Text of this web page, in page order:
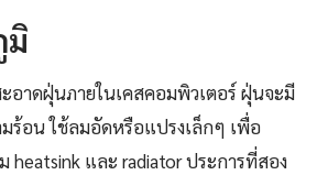
มิ
อาดฝุ่นภายในเคสคอมพิวเตอร์ ฝุ่นจะมี
ร้อน ใช้ลมอัดหรือแปรงเล็กๆ เพื่อ
heatsink และ radiator ประการที่สอง